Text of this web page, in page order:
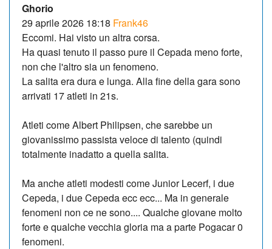
Ghorio
29 aprile 2026 18:18 Frank46
Eccomi. Hai visto un altra corsa.
Ha quasi tenuto il passo pure il Cepada meno forte,
non che l'altro sia un fenomeno.
La salita era dura e lunga. Alla fine della gara sono
arrivati 17 atleti in 21s.
Atleti come Albert Philipsen, che sarebbe un
giovanissimo passista veloce di talento (quindi
totalmente inadatto a quella salita.
Ma anche atleti modesti come Junior Lecerf, i due
Cepeda, i due Cepeda ecc ecc... Ma in generale
fenomeni non ce ne sono.... Qualche giovane molto
forte e qualche vecchia gloria ma a parte Pogacar 0
fenomeni.